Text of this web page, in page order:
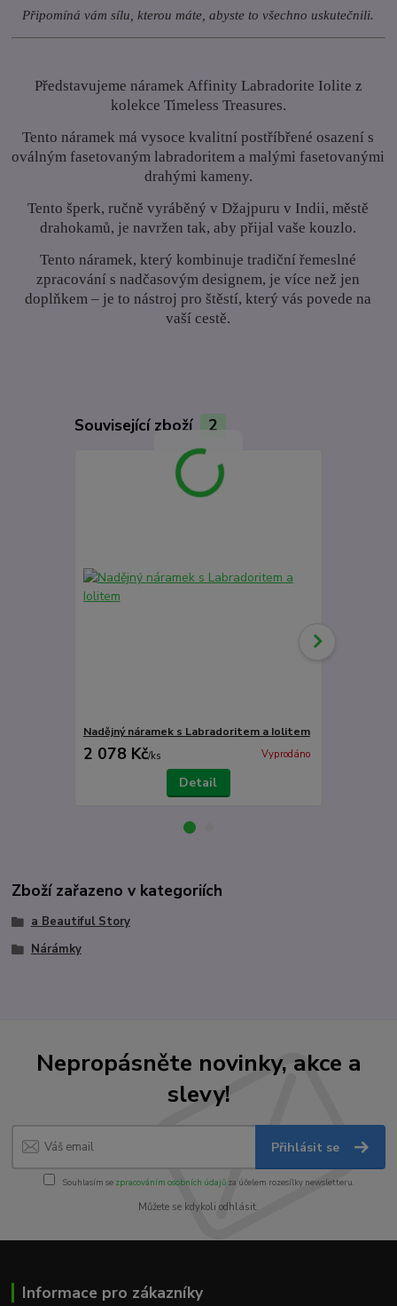
Připomíná vám sílu, kterou máte, abyste to všechno uskutečnili.
Představujeme náramek Affinity Labradorite Iolite z
kolekce Timeless Treasures.
Tento náramek má vysoce kvalitní postříbřené osazení s
oválným fasetovaným labradoritem a malými fasetovanými
drahými kameny.
Tento šperk, ručně vyráběný v Džajpuru v Indii, městě
drahokamů, je navržen tak, aby přijal vaše kouzlo.
Tento náramek, který kombinuje tradiční řemeslné
zpracování s nadčasovým designem, je více než jen
doplňkem – je to nástroj pro štěstí, který vás povede na
vaší cestě.
Související zboží 2
Nadějný náramek s Labradoritem a Iolitem
2 078 Kč/ks Vyprodáno
Detail
Zboží zařazeno v kategoriích
a Beautiful Story
Nárámky
Nepropásněte novinky, akce a
slevy!
Přihlásit se
Souhlasím se zpracováním osobních údajůza účelem rozesílky newsletteru.
Můžete se kdykoli odhlásit.
Informace pro zákazníky